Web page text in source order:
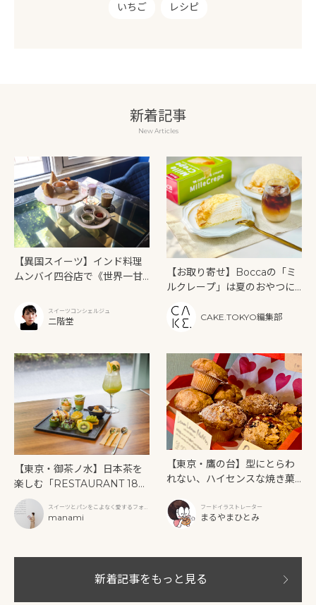
いちご レシピ
新着記事
New Articles
【異国スイーツ】インド料理
ムンバイ四谷店で《世界一甘
ー》を味わうスイーツコンシェルジュ
二階堂
【お取り寄せ】Boccaの「ミ
ルクレープ」は夏のおやつに
CAKE.TOKYO編集部
【東京・御茶ノ水】日本茶を
楽しむ「RESTAURANT 189
9 OCHANOMIZU」の抹茶ア
フタヌーンティーと新作クリ
ームソーダ
スイーツとパンをこよなく愛するフォト
グラファー
manami
【東京・鷹の台】型にとらわ
れない、ハイセンスな焼き菓
フードイラストレーター
まるやまひとみ
新着記事をもっと見る